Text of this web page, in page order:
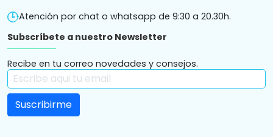
Atención por chat o whatsapp de 9:30 a 20.30h.
Subscríbete a nuestro Newsletter
Recibe en tu correo novedades y consejos.